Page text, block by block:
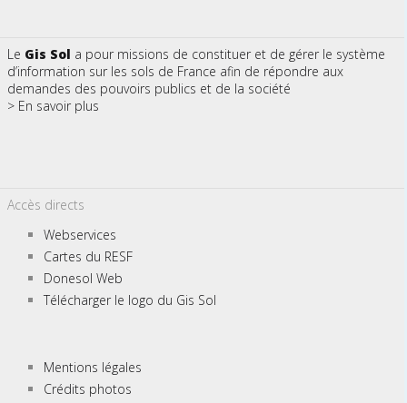
Le Gis Sol a pour missions de constituer et de gérer le système
d’information sur les sols de France afin de répondre aux
demandes des pouvoirs publics et de la société
> En savoir plus
Accès directs
Webservices
Cartes du RESF
Donesol Web
Télécharger le logo du Gis Sol
Mentions légales
Crédits photos